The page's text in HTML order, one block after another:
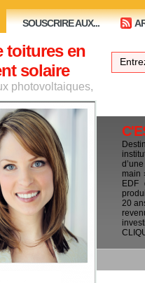
SOUSCRIRE AUX...
toitures en
solaire
photovoltaiques,
main
EDF
20